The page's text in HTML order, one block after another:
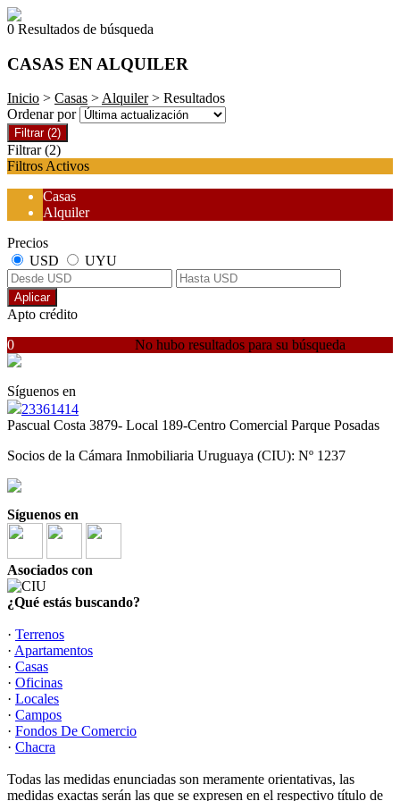
0 Resultados de búsqueda
CASAS EN ALQUILER
Inicio > Casas >Alquiler> Resultados
Ordenar por
Filtrar (2)
Filtrar (2)
Filtros Activos
Casas
Alquiler
Precios
USD
UYU
Aplicar
Apto crédito
No hubo resultados para su búsqueda
0
Síguenos en
23361414
Pascual Costa 3879- Local 189-Centro Comercial Parque Posadas
Socios de la Cámara Inmobiliaria Uruguaya (CIU): Nº 1237
Síguenos en
Asociados con
¿Qué estás buscando?
· Terrenos
· Apartamentos
· Casas
· Oficinas
· Locales
· Campos
· Fondos De Comercio
· Chacra
Todas las medidas enunciadas son meramente orientativas, las
medidas exactas serán las que se expresen en el respectivo título de